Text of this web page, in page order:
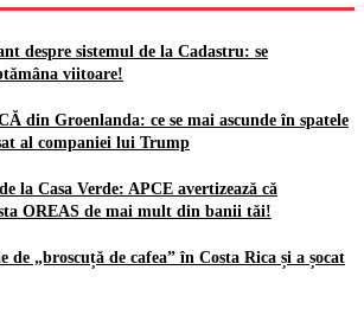
despre sistemul de la Cadastru: se
viitoare!
din Groenlanda: ce se mai ascunde în spatele
al companiei lui Trump
la Casa Verde: APCE avertizează că
OREAS de mai mult din banii tăi!
de „broscuță de cafea” în Costa Rica și a șocat